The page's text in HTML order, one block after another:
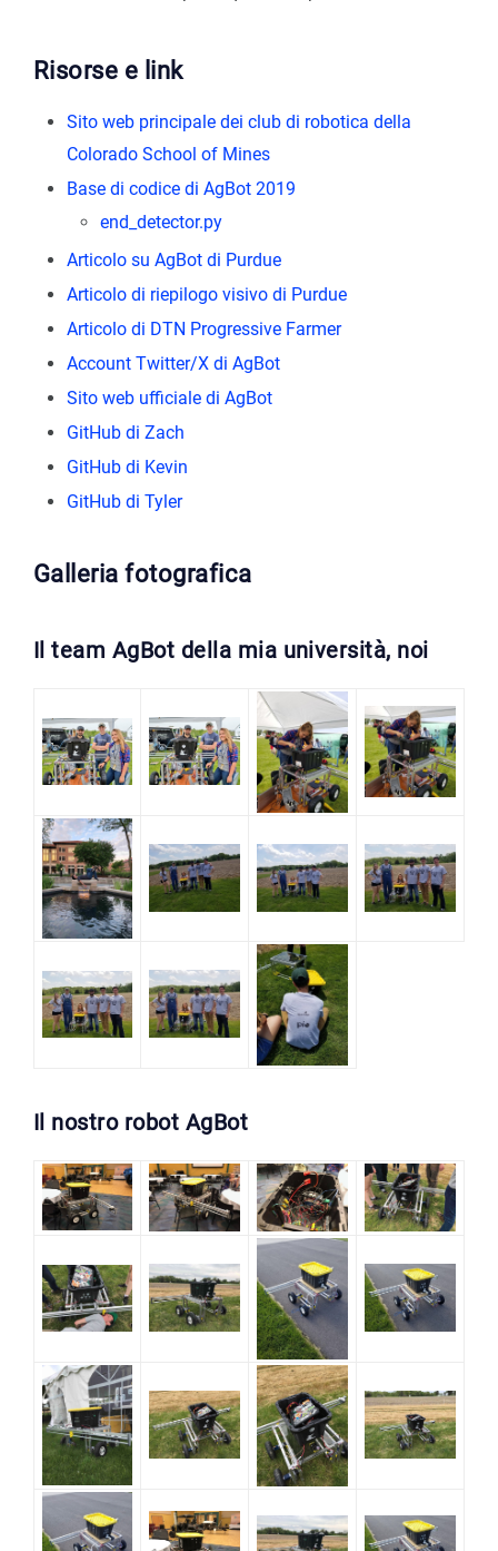
Risorse e link
Sito web principale dei club di robotica della
Colorado School of Mines
Base di codice di AgBot 2019
end_detector.py
Articolo su AgBot di Purdue
Articolo di riepilogo visivo di Purdue
Articolo di DTN Progressive Farmer
Account Twitter/X di AgBot
Sito web ufficiale di AgBot
GitHub di Zach
GitHub di Kevin
GitHub di Tyler
Galleria fotografica
Il team AgBot della mia università, noi
Il nostro robot AgBot